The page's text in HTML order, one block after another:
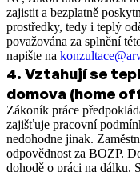
zajistit a bezplatně
prostředky, tedy i teplý
považována za splnění
napište na
4. Vztahují se
domova (home
Zákoník práce
zajišťuje pracovní
nedohodne jinak.
odpovědnost za BOZP.
dohodě o práci na dálku.